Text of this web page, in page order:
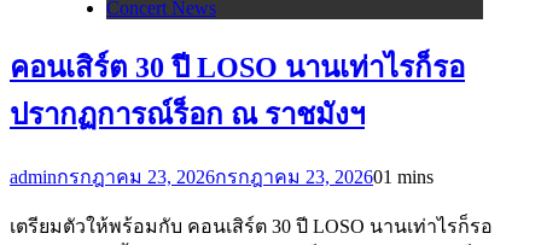
Concert News
คอนเสิร์ต 30 ปี LOSO นานเท่าไรก็รอ
ปรากฏการณ์ร็อก ณ ราชมังฯ
adminกรกฎาคม 23, 2026กรกฎาคม 23, 202601 mins
เตรียมตัวให้พร้อมกับ คอนเสิร์ต 30 ปี LOSO นานเท่าไรก็รอ